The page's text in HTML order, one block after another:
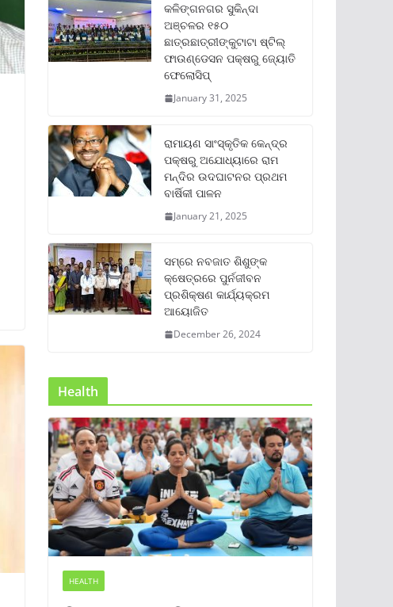
କଳିଙ୍ଗନଗର ସୁକିନ୍ଦା
ଅଞ୍ଚଳର ୧୫୦
ଛାତ୍ରଛାତ୍ରୀଙ୍କୁଟାଟା ଷ୍ଟିଲ୍
ଫାଉଣ୍ଡେସନ ପକ୍ଷରୁ ଜ୍ୟୋତି
ଫେଲୋସିପ୍‌
January 31, 2025
ରାମାୟଣ ସାଂସ୍କୃତିକ କେନ୍ଦ୍ର
ପକ୍ଷରୁ ଅଯୋଧ୍ୟାରେ ରାମ
ମନ୍ଦିର ଉଦଘାଟନର ପ୍ରଥମ
ବାର୍ଷିକୀ ପାଳନ
January 21, 2025
ସମ୍‌ରେ ନବଜାତ ଶିଶୁଙ୍କ
କ୍ଷେତ୍ରରେ ପୁର୍ନଜୀବନ
ପ୍ରଶିକ୍ଷଣ କାର୍ଯ୍ୟକ୍ରମ
ଆୟୋଜିତ
December 26, 2024
Health
HEALTH